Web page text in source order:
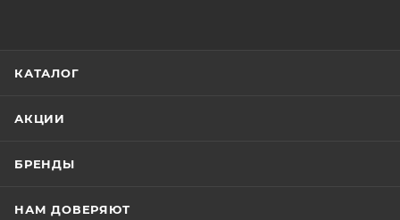
КАТАЛОГ
АКЦИИ
БРЕНДЫ
НАМ ДОВЕРЯЮТ